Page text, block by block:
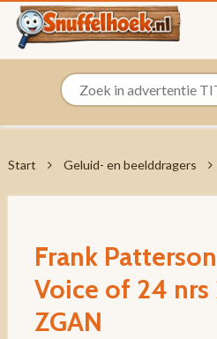
Start Geluid- en beelddragers
Frank
Voice of 24 nrs
ZGAN